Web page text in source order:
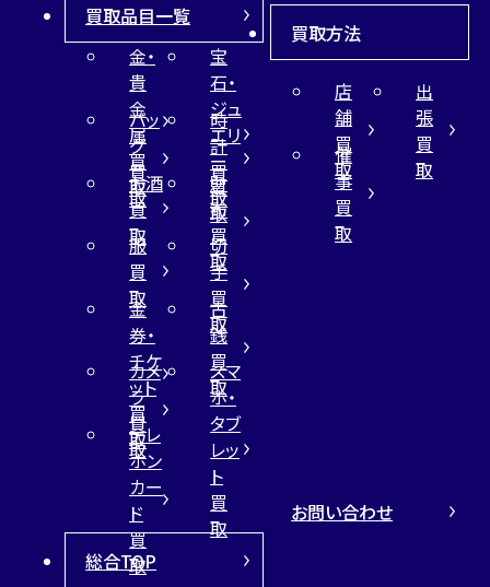
買取品目一覧
金・
貴
金
属
買
取
宝
石・
ジュ
エリ
ー
買
取
バッ
グ
買
取
時
計
買
取
お酒
買
取
財
布
買
取
服
買
取
切
手
買
取
金
券・
チケ
ット
買
取
古
銭
買
取
カメ
ラ
買
取
スマ
ホ・
タブ
レッ
ト
買
取
テレ
ホン
カー
ド
買
取
買取方法
店
舗
買
取
出
張
買
取
催
事
買
取
総合TOP
お問い合わせ